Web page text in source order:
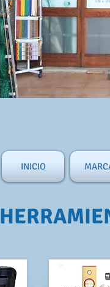
INICIO